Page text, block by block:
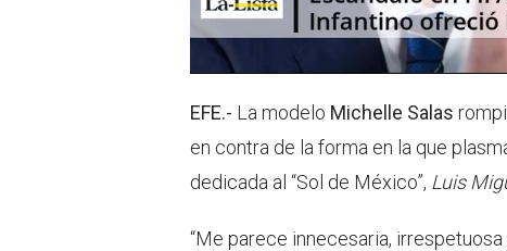
EFE.- La modelo Michelle Salas
en contra de la forma en la que
dedicada al “Sol de México”, Luis
“Me parece innecesaria,